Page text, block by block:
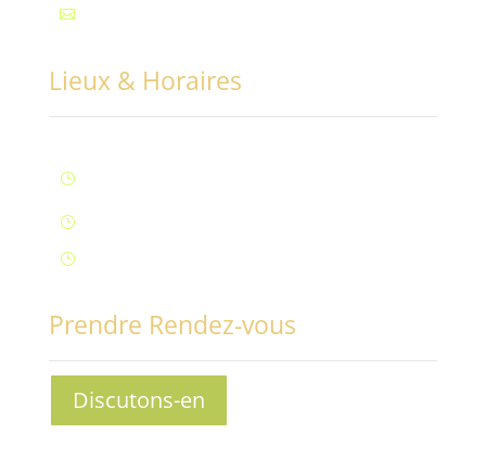

Lieux & Horaires
}
}
}
Prendre Rendez-vous
Discutons-en